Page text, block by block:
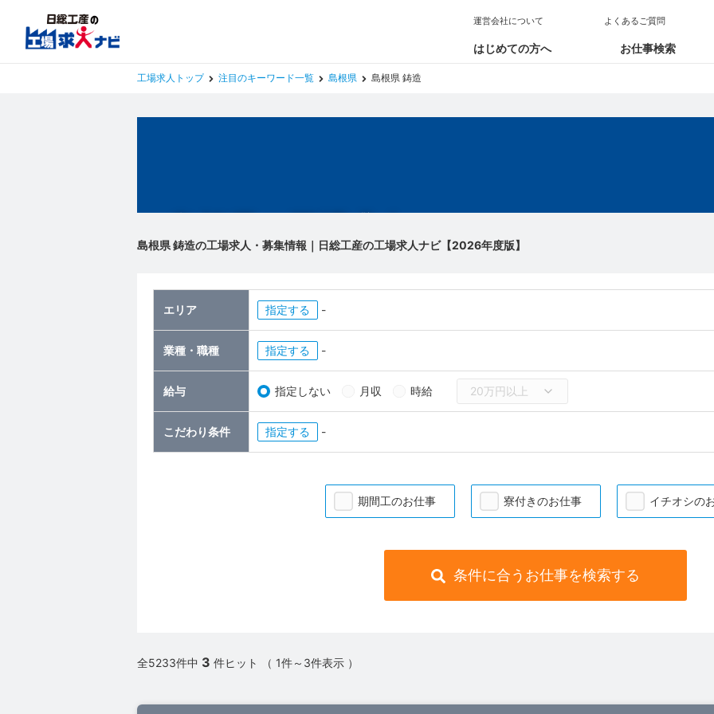
はじめての方へ お仕事検索
運営会社について よくあるご質問
工場求人トップ 注目のキーワード一覧 島根県 島根県 鋳造
島根県 鋳造の工場求人・募集情報｜日総工産の工場求人ナビ【2026年度版】
エリア 指定 -
業種・職種 指定 -
給与 指定しない 月収 時給
こだわり条件 指定 -
期間工のお仕事 寮付きのお仕事 イチオシの
条件に合うお仕事を検索する
全5233件中 3 件ヒット （ 1件～3件表示 ）